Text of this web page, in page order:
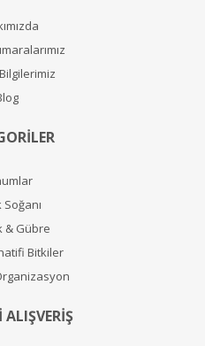
Soğanı
& Gübre
Bitkiler